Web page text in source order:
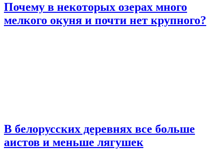
Почему в некоторых озерах много
мелкого окуня и почти нет крупного?
В белорусских деревнях все больше
аистов и меньше лягушек